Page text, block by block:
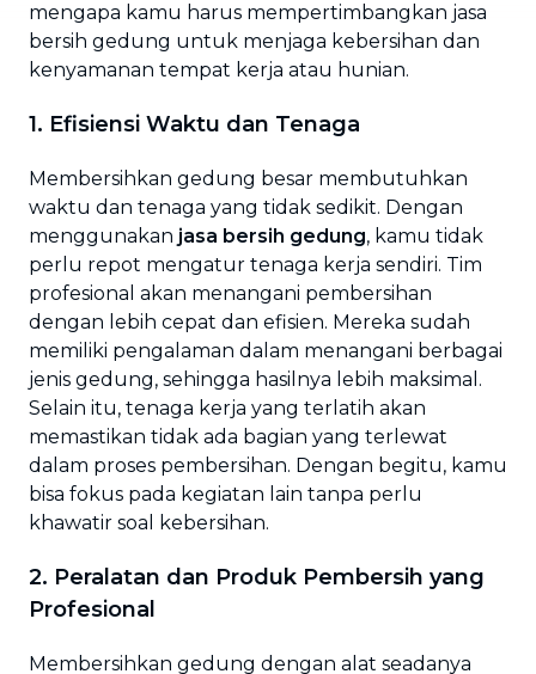
mengapa kamu harus mempertimbangkan jasa
bersih gedung untuk menjaga kebersihan dan
kenyamanan tempat kerja atau hunian.
1. Efisiensi Waktu dan Tenaga
Membersihkan gedung besar membutuhkan
waktu dan tenaga yang tidak sedikit. Dengan
menggunakan jasa bersih gedung, kamu tidak
perlu repot mengatur tenaga kerja sendiri. Tim
profesional akan menangani pembersihan
dengan lebih cepat dan efisien. Mereka sudah
memiliki pengalaman dalam menangani berbagai
jenis gedung, sehingga hasilnya lebih maksimal.
Selain itu, tenaga kerja yang terlatih akan
memastikan tidak ada bagian yang terlewat
dalam proses pembersihan. Dengan begitu, kamu
bisa fokus pada kegiatan lain tanpa perlu
khawatir soal kebersihan.
2. Peralatan dan Produk Pembersih yang
Profesional
Membersihkan gedung dengan alat seadanya